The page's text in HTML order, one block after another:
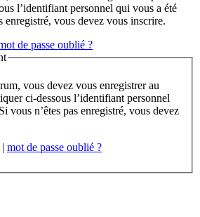
l’identifiant personnel qui vous a été
enregistré, vous devez vous inscrire.
de passe oublié ?
| mot de passe oublié ?